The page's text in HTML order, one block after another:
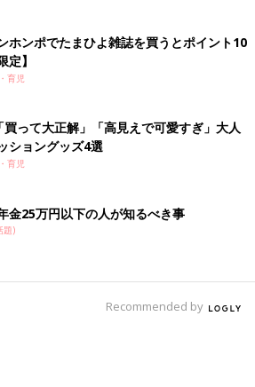
ホンポでたまひよ雑誌を買うとポイント10
】
育児
買って大正解」「高見えで可愛すぎ」大人
ショングッズ4選
育児
金25万円以下の人が知るべき事
題)
Recommended by